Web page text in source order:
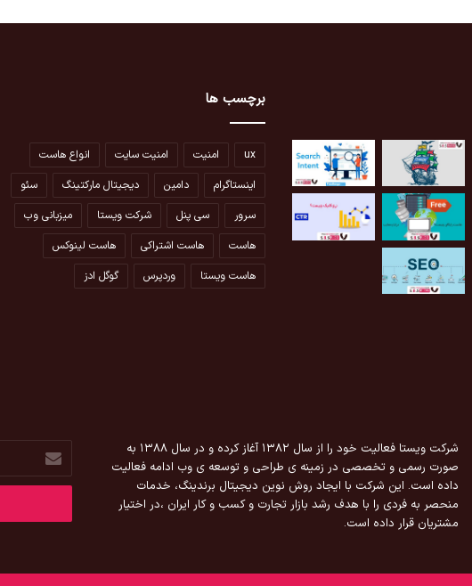
برچسب ها
ux امنیت امنیت سایت
انواع هاست
اینستاگرام
دامین دیجیتال مارکتینگ
سئو
سرور
سی پنل شرکت ویستا
میزبانی وب
هاست
هاست اشتراکی
هاست لینوکس
هاست ویستا
وردپرس گوگل ادز
شرکت ویستا فعالیت خود را از سال ۱۳۸۲ آغاز کرده و در سال ۱۳۸۸ به
صورت رسمی و تخصصی در زمینه ی طراحی و توسعه ی وب ادامه فعالیت
داده است. این شرکت با ایجاد روش نوین دیجیتال برندینگ، خدمات
منحصر به فردی را با هدف رشد بازار تجارت و کسب و کار ایران ،در اختیار
مشتریان قرار داده است.
آدرس
ایمیل
خود
وارد